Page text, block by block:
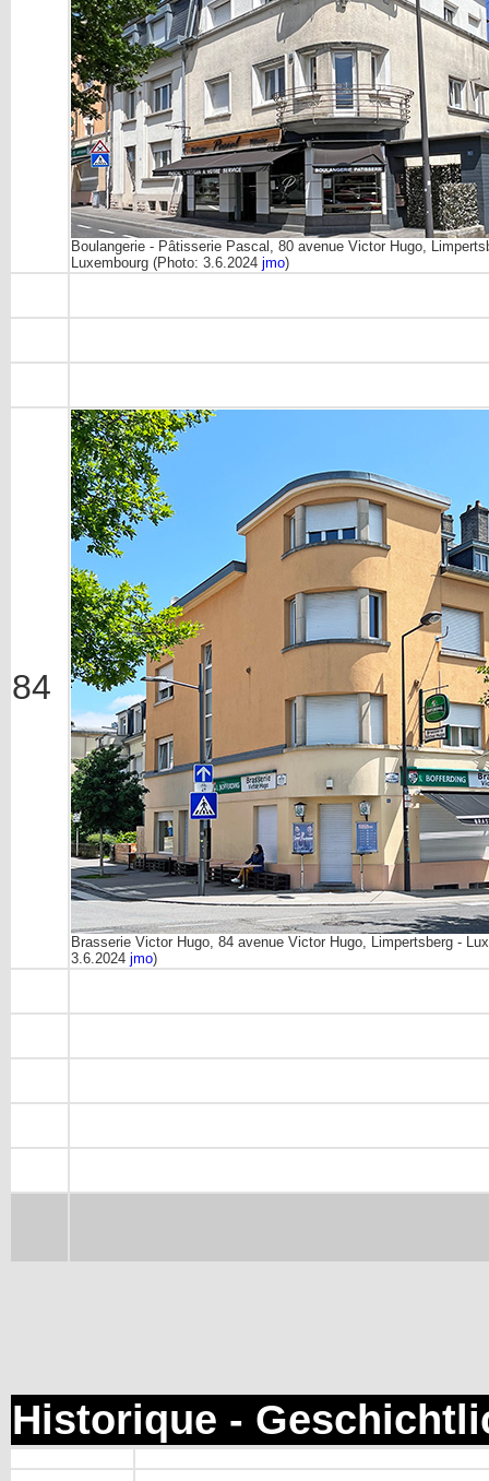
Boulangerie - Pâtisserie Pascal, 80 avenue Victor Hugo,
Luxembourg (Photo: 3.6.2024 jmo)
84
Brasserie Victor Hugo, 84 avenue Victor Hugo, Limpertsberg -
3.6.2024 jmo)
Historique -